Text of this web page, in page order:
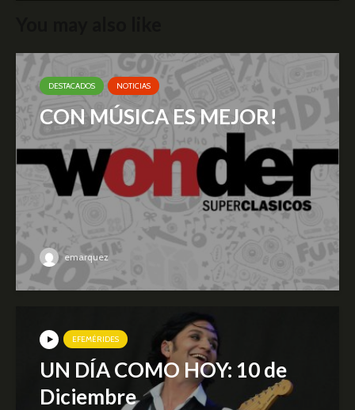
DESTACADOS NOTICIAS
CON MÚSICA ES MEJOR!
emarquez
EFEMÉRIDES
UN DÍA COMO HOY: 10 de
Diciembre